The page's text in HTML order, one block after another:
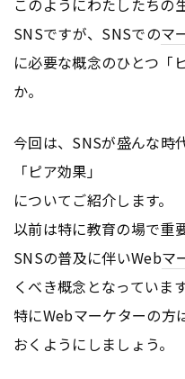
このようにわたしたちの
SNSですが、SNSでのマ
に必要な概念のひとつ「
か。
今回は、SNSが盛んな時
「ピア効果」
についてご紹介します。
以前は特に教育の場で重
SNSの普及に伴いWebマ
くべき概念となっています
特にWebマーケターの方
おくようにしましょう。